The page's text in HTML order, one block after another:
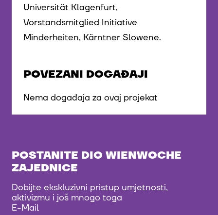
Universität Klagenfurt,
Vorstandsmitglied Initiative
Minderheiten, Kärntner Slowene.
POVEZANI DOGAĐAJI
Nema događaja za ovaj projekat
POSTANITE DIO WIENWOCHE
ZAJEDNICE
Dobijte ekskluzivni pristup umjetnosti,
aktivizmu i još mnogo toga
E-Mail